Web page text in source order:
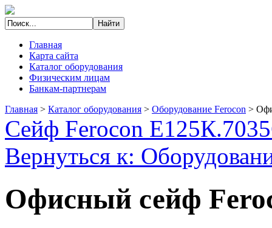
Главная
Карта сайта
Каталог оборудования
Физическим лицам
Банкам-партнерам
Главная > Каталог оборудования > Оборудование Ferocon >
Сейф Ferocon Е125К.7035
Вернуться к:
Офисный сейф